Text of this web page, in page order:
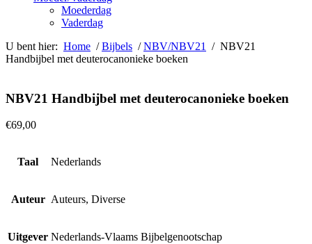
Moederdag
Vaderdag
U bent hier: Home /Bijbels /NBV/NBV21
/ NBV21
Handbijbel met deuterocanonieke boeken
NBV21 Handbijbel met deuterocanonieke boeken
€69,00
Taal Nederlands
Auteur Auteurs, Diverse
Uitgever Nederlands-Vlaams Bijbelgenootschap